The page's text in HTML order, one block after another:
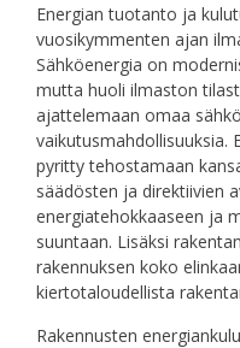
Energian tuotanto ja
vuosikymmenten ajan
Sähköenergia on
mutta huoli ilmaston
ajattelemaan omaa
vaikutusmahdollisuuksia.
pyritty tehostamaan
säädösten ja direktiivien
energiatehokkaaseen ja
suuntaan. Lisäksi
rakennuksen koko
kiertotaloudellista
Rakennusten